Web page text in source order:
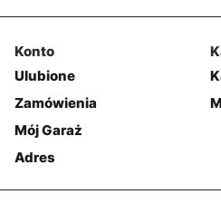
Konto
Ulubione
Zamówienia
Mój Garaż
Adres